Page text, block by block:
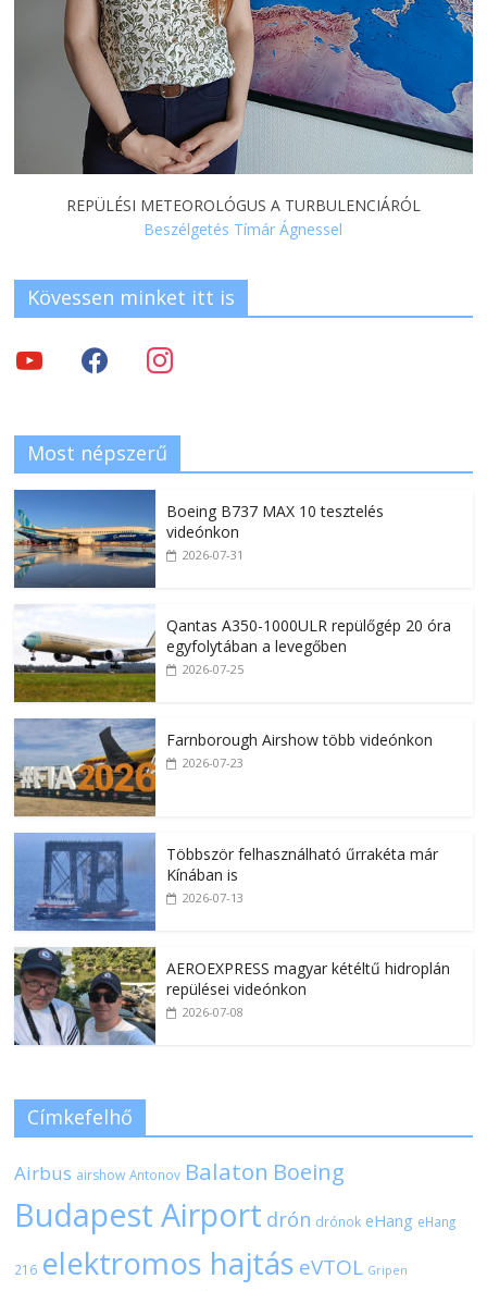
REPÜLÉSI METEOROLÓGUS A TURBULENCIÁRÓL
Beszélgetés Tímár Ágnessel
Kövessen minket itt is
Most népszerű
Boeing B737 MAX 10 tesztelés
videónkon
2026-07-31
Qantas A350-1000ULR repülőgép 20 óra
egyfolytában a levegőben
2026-07-25
Farnborough Airshow több videónkon
2026-07-23
Többször felhasználható űrrakéta már
Kínában is
2026-07-13
AEROEXPRESS magyar kétéltű hidroplán
repülései videónkon
2026-07-08
Címkefelhő
Airbus airshow Antonov Balaton Boeing
Budapest Airport drón drónok eHang eHang
216 elektromos hajtás eVTOL Gripen